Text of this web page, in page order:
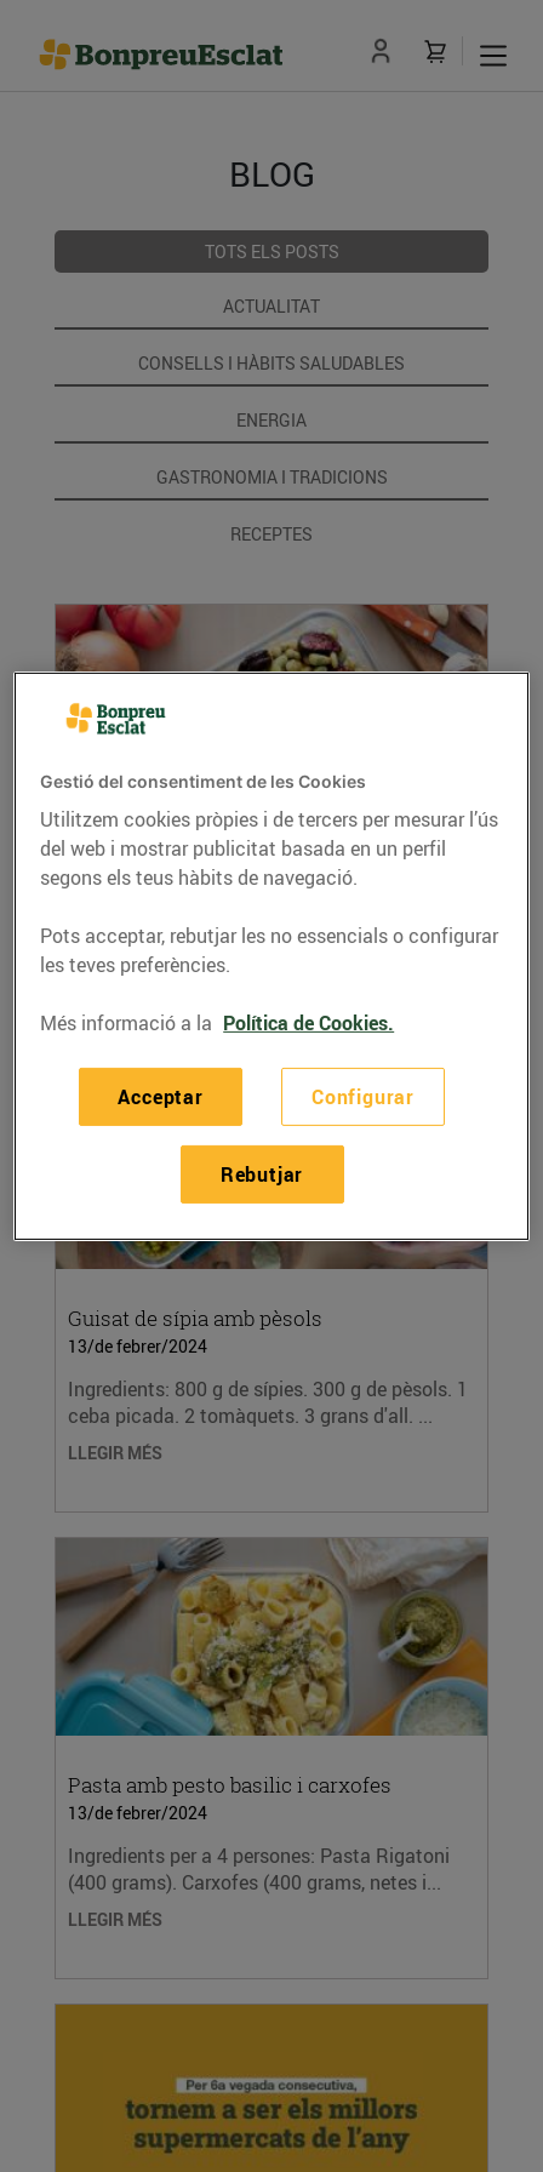
BLOG
TOTS ELS POSTS
ACTUALITAT
CONSELLS I HÀBITS SALUDABLES
ENERGIA
GASTRONOMIA I TRADICIONS
RECEPTES
Faves a la catalana amb botifarra negra
13/de febrer/2024
Ingredients per a 1 persona: 400 g de faves
pelades. 4 botifarres negres. 1 ceba. 2 grans...
Guisat de sípia amb pèsols
13/de febrer/2024
Ingredients: 800 g de sípies. 300 g de pèsols. 1
ceba picada. 2 tomàquets. 3 grans d'all. ...
LLEGIR MÉS
Pasta amb pesto basilic i carxofes
13/de febrer/2024
Ingredients per a 4 persones: Pasta Rigatoni
(400 grams). Carxofes (400 grams, netes i...
LLEGIR MÉS
Gestió del consentiment de les Cookies
Utilitzem cookies pròpies i de tercers per mesurar l’ús
del web i mostrar publicitat basada en un perfil
segons els teus hàbits de navegació.
Pots acceptar, rebutjar les no essencials o configurar
les teves preferències.
Més informació a la Política de Cookies.
Configurar
Rebutjar
Acceptar